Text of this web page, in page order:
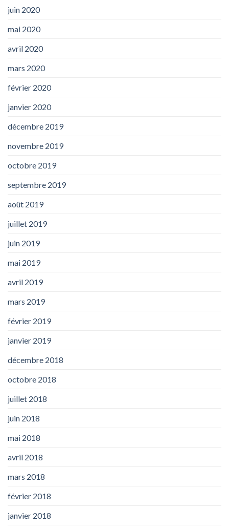
juin 2020
mai 2020
avril 2020
mars 2020
février 2020
janvier 2020
décembre 2019
novembre 2019
octobre 2019
septembre 2019
août 2019
juillet 2019
juin 2019
mai 2019
avril 2019
mars 2019
février 2019
janvier 2019
décembre 2018
octobre 2018
juillet 2018
juin 2018
mai 2018
avril 2018
mars 2018
février 2018
janvier 2018